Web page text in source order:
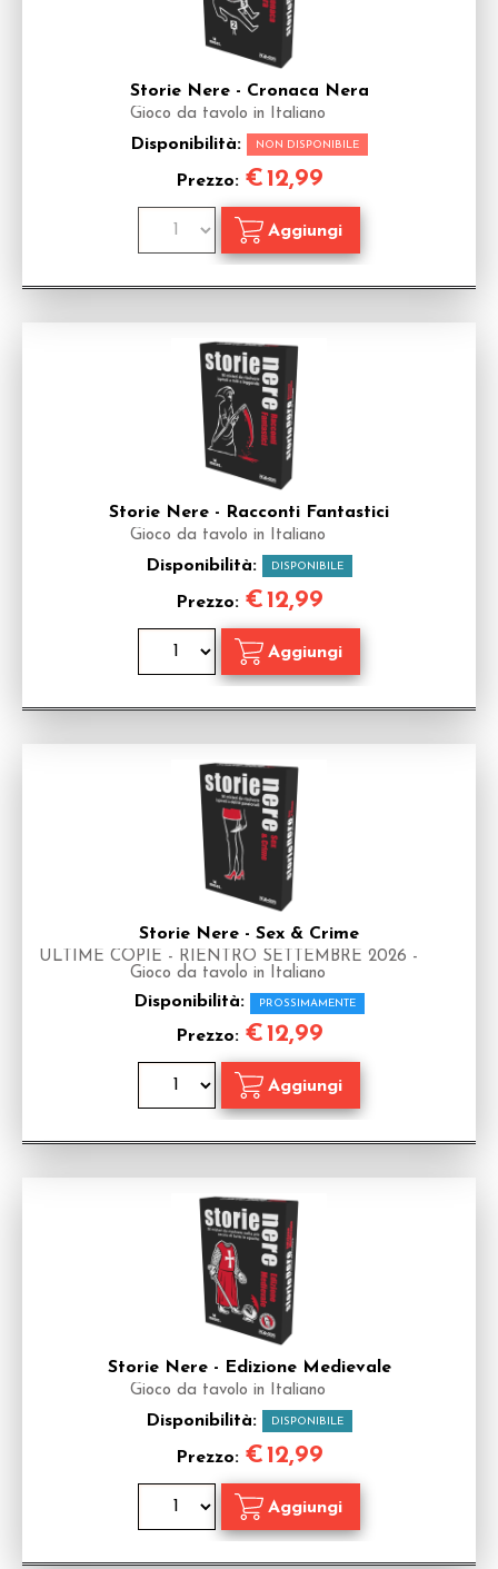
Storie Nere - Cronaca Nera
Gioco da tavolo in Italiano
Disponibilità: NON DISPONIBILE
Prezzo: €12,99
Storie Nere - Racconti Fantastici
Gioco da tavolo in Italiano
Disponibilità: DISPONIBILE
Prezzo: €12,99
Storie Nere - Sex & Crime
ULTIME COPIE - RIENTRO SETTEMBRE 2026 -
Gioco da tavolo in Italiano
Disponibilità: PROSSIMAMENTE
Prezzo: €12,99
Storie Nere - Edizione Medievale
Gioco da tavolo in Italiano
Disponibilità: DISPONIBILE
Prezzo: €12,99